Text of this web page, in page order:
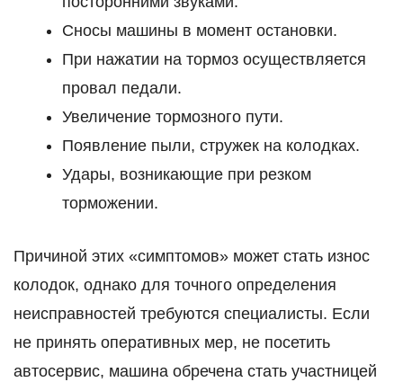
Сносы машины в момент остановки.
При нажатии на тормоз осуществляется
провал педали.
Увеличение тормозного пути.
Появление пыли, стружек на колодках.
Удары, возникающие при резком
торможении.
Причиной этих «симптомов» может стать износ
колодок, однако для точного определения
неисправностей требуются специалисты. Если
не принять оперативных мер, не посетить
автосервис, машина обречена стать участницей